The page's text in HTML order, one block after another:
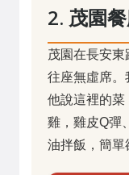
2. 茂園
茂園在長安
往座無虛席。
他說這裡的菜
雞，雞皮Q彈
油拌飯，簡單